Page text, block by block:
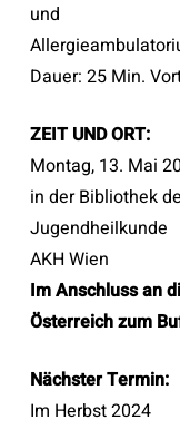
und
Dauer: 25 Min.
ZEIT UND ORT:
Montag, 13. Mai
in der Bibliothek
Jugendheilkunde
AKH Wien
Im Anschluss an
Österreich zum
Nächster Termin:
Im Herbst 2024